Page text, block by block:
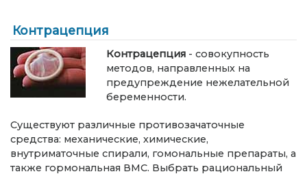
Контрацепция
Контрацепция - совокупность
методов, направленных на
предупреждение нежелательной
беременности.
Существуют различные противозачаточные
средства: механические, химические,
внутриматочные спирали, гомональные препараты, а
также гормональная ВМС. Выбрать рациональный